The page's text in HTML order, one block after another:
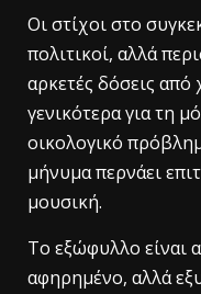
Οι στίχοι στο
πολιτικοί, αλλά
αρκετές δόσεις από
γενικότερα για τη
οικολογικό
μήνυμα περνάει
μουσική.
Το εξώφυλλο είναι
αφηρημένο, αλλά